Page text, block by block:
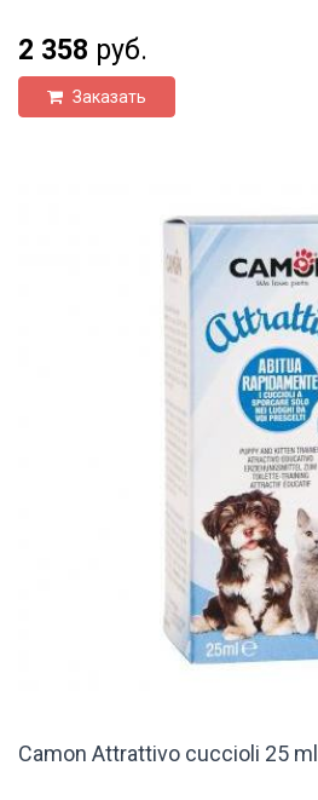
2 358 руб.
Заказать
Camon Attrattivo cuccioli 25 ml